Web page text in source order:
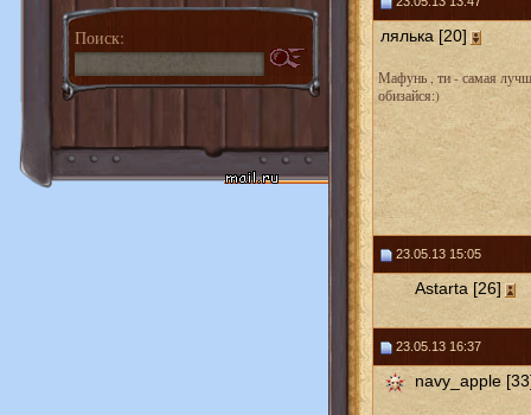
Поиск: лялька [20]
Мафунь , ти - самая
обизайся:)
23.05.13 15:05
Astarta [26]
23.05.13 16:37
navy_apple